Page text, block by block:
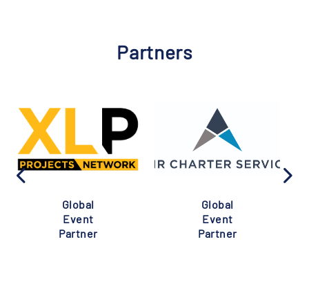
Partners
Global
Event
Partner
Global
Event
Partner